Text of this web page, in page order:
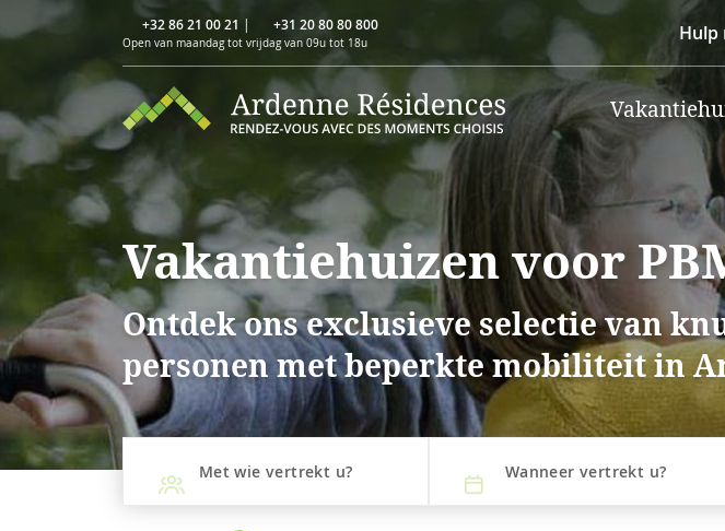
+32 86 21 00 21 | +31 20 80 80 800
Open van maandag tot vrijdag van 09u tot 18u Hulp
Vakantiehuizen voor
Ontdek ons exclusieve selectie van
personen met beperkte mobiliteit in
Met wie vertrekt u? Wanneer vertrekt u?